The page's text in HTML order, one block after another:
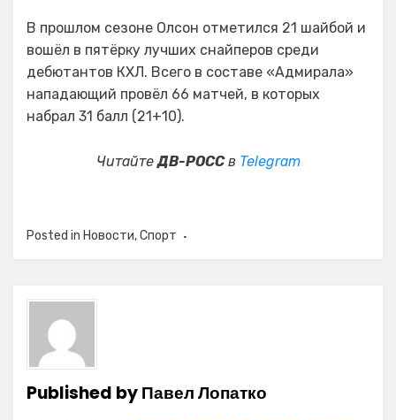
В прошлом сезоне Олсон отметился 21 шайбой и
вошёл в пятёрку лучших снайперов среди
дебютантов КХЛ. Всего в составе «Адмирала»
нападающий провёл 66 матчей, в которых
набрал 31 балл (21+10).
ЧитайтеДВ-РОССв Telegram
Posted in Новости,Спорт
Published byПавел Лопатко